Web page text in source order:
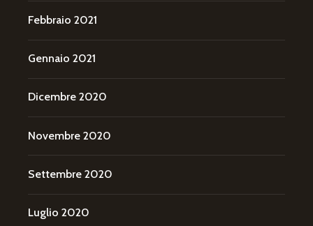
Febbraio 2021
Gennaio 2021
Dicembre 2020
Novembre 2020
Settembre 2020
Luglio 2020